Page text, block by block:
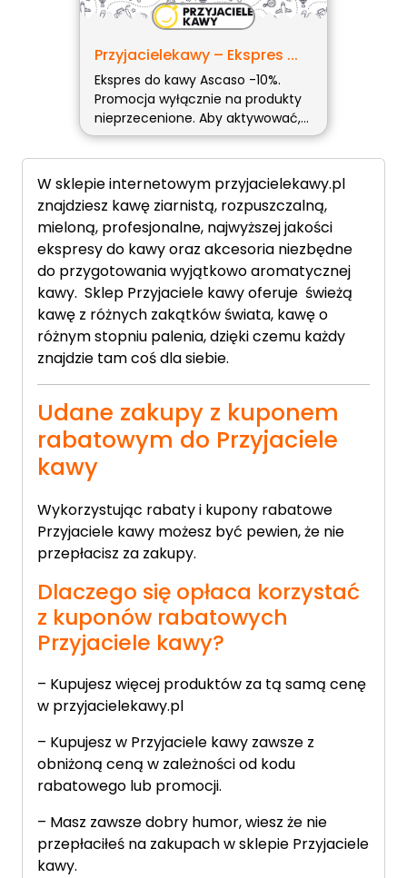
Przyjacielekawy – Ekspres ...
Ekspres do kawy Ascaso -10%.
Promocja wyłącznie na produkty
nieprzecenione. Aby aktywować,
wklej kod promocyjny w koszyku.
W sklepie internetowym przyjacielekawy.pl
znajdziesz kawę ziarnistą, rozpuszczalną,
mieloną, profesjonalne, najwyższej jakości
ekspresy do kawy oraz akcesoria niezbędne
do przygotowania wyjątkowo aromatycznej
kawy. Sklep Przyjaciele kawy oferuje świeżą
kawę z różnych zakątków świata, kawę o
różnym stopniu palenia, dzięki czemu każdy
znajdzie tam coś dla siebie.
Udane zakupy z kuponem
rabatowym do Przyjaciele
kawy
Wykorzystując rabaty i kupony rabatowe
Przyjaciele kawy możesz być pewien, że nie
przepłacisz za zakupy.
Dlaczego się opłaca korzystać
z kuponów rabatowych
Przyjaciele kawy?
– Kupujesz więcej produktów za tą samą cenę
w przyjacielekawy.pl
– Kupujesz w Przyjaciele kawy zawsze z
obniżoną ceną w zależności od kodu
rabatowego lub promocji.
– Masz zawsze dobry humor, wiesz że nie
przepłaciłeś na zakupach w sklepie Przyjaciele
kawy.